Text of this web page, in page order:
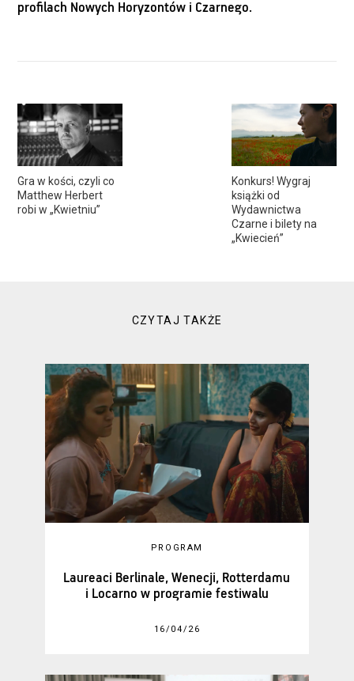
Gra w kości, czyli co
Matthew Herbert
robi w „Kwietniu”
Konkurs! Wygraj
książki od
Wydawnictwa
Czarne i bilety na
„Kwiecień”
profilach Nowych Horyzontów i Czarnego.
CZYTAJ TAKŻE
PROGRAM
Laureaci Berlinale, Wenecji, Rotterdamu
i Locarno w programie festiwalu
16/04/26